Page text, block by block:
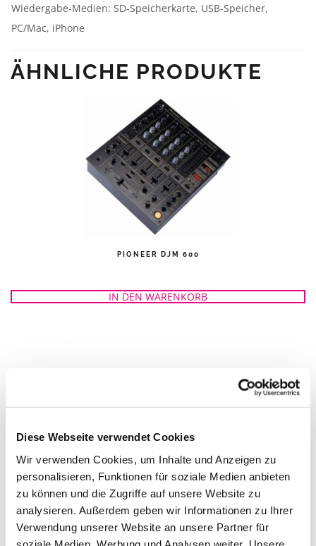
Diese Webseite verwendet Cookies
Wir verwenden Cookies, um Inhalte und Anzeigen zu
personalisieren, Funktionen für soziale Medien anbieten
zu können und die Zugriffe auf unsere Website zu
analysieren. Außerdem geben wir Informationen zu Ihrer
Verwendung unserer Website an unsere Partner für
Wiedergabe-Medien: SD-Speicherkarte, USB-Speicher,
PC/Mac, iPhone
ÄHNLICHE PRODUKTE
PIONEER DJM 600
IN DEN WARENKORB
DENON DN-300Z MK II MEDIA-/CD-/MP3-PLAYER
IN DEN WARENKORB